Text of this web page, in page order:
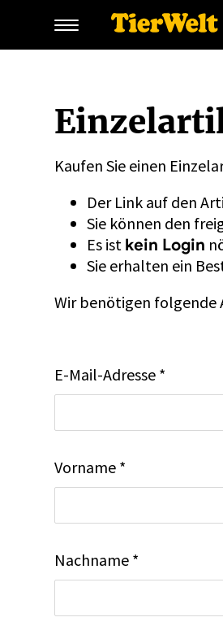
Kaufen Sie einen
Der Link auf den
Sie können den
Es ist kein Login
Sie erhalten ein
Wir benötigen folgende
E-Mail-Adresse *
Vorname *
Nachname *